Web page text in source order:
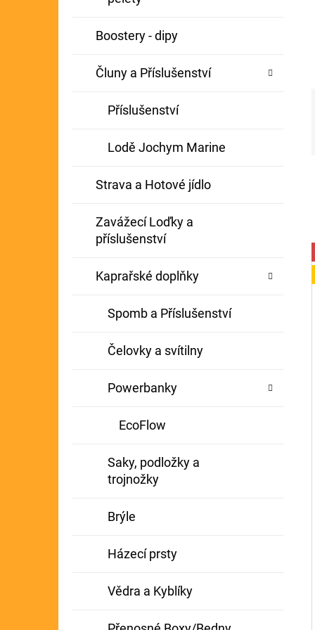
Boostery - dipy
Čluny a Příslušenství
Příslušenství
Lodě Jochym Marine
Strava a Hotové jídlo
Zavážecí Loďky a
příslušenství
Kaprařské doplňky
Spomb a Příslušenství
Čelovky a svítilny
Powerbanky
EcoFlow
Saky, podložky a
trojnožky
Brýle
Házecí prsty
Vědra a Kyblíky
BOILIE RIG PLUS 25LB
Původně: 79 Kč